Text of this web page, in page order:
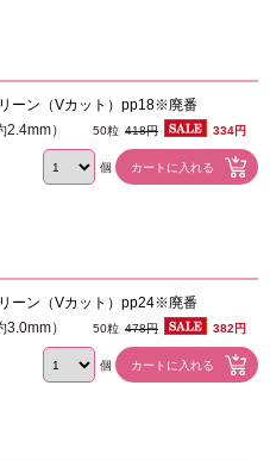
ーン（Vカット）pp18※廃番
2.4mm） 50粒 418円 334円
個
ーン（Vカット）pp24※廃番
3.0mm） 50粒 478円 382円
個